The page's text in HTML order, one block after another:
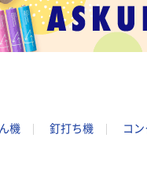
機 釘打ち機 コ